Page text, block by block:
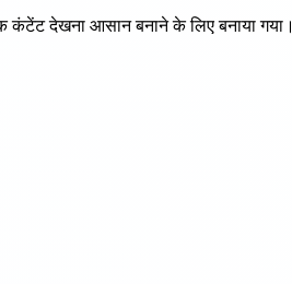
देखना आसान बनाने के लिए बनाया गया।